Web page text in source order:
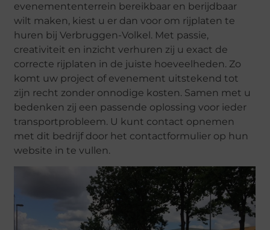
evenemententerrein bereikbaar en berijdbaar
wilt maken, kiest u er dan voor om rijplaten te
huren bij Verbruggen-Volkel. Met passie,
creativiteit en inzicht verhuren zij u exact de
correcte rijplaten in de juiste hoeveelheden. Zo
komt uw project of evenement uitstekend tot
zijn recht zonder onnodige kosten. Samen met u
bedenken zij een passende oplossing voor ieder
transportprobleem. U kunt contact opnemen
met dit bedrijf door het contactformulier op hun
website in te vullen.